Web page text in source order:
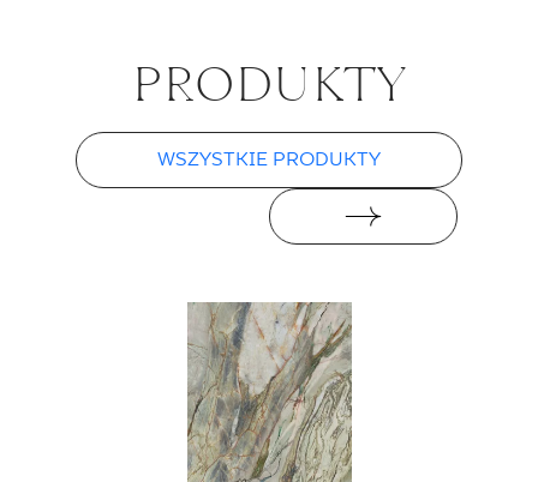
PRO­DUK­TY
WSZYSTKIE PRODUKTY